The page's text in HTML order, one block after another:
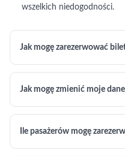
wszelkich niedogodności.
Jak mogę zarezerwować
Jak mogę zmienić moje
Ile pasażerów mogę